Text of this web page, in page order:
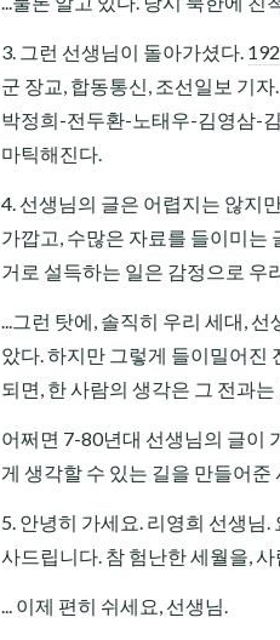
3. 그런 선생님이 돌아가셨다.
군 장교, 합동통신, 조선일보 기
박정희-전두환-노태우-김영삼-
마틱해진다.
4. 선생님의 글은 어렵지는 않지
가깝고, 수많은 자료를 들이미는
거로 설득하는 일은 감정으로 우
...그런 탓에, 솔직히 우리 세대,
았다. 하지만 그렇게 들이밀어진
되면, 한 사람의 생각은 그 전과
어쩌면 7-80년대 선생님의 글이
게 생각할 수 있는 길을 만들어준
5. 안녕히 가세요. 리영희 선생님
사드립니다. 참 험난한 세월을,
... 이제 편히 쉬세요, 선생님.